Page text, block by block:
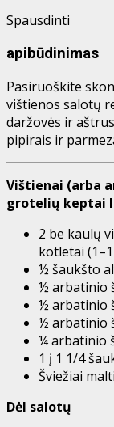
Spausdinti
apibūdinimas
Pasiruoškite
vištienos salotų
daržovės ir
pipirais ir
Vištienai (arba
grotelių keptai
2 be kaulų
kotletai
½ šaukšto
½ arbatinio
½ arbatinio
½ arbatinio
¼ arbatinio
1 į 1 1/4
Šviežiai
Dėl salotų